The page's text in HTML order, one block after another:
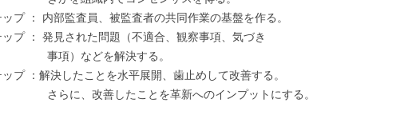
ップ ： 内部監査員、被監査者の共同作業の基盤を作る。
ップ ： 発見された問題（不適合、観察事項、気づき
などを解決する。
ップ ：解決したことを水平展開、歯止めして改善する。
改善したことを革新へのインプットにする。